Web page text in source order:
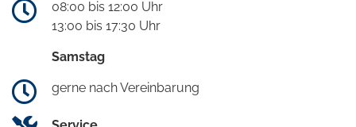
08:00 bis 12:00 Uhr
13:00 bis 17:30 Uhr
Samstag
gerne nach Vereinbarung